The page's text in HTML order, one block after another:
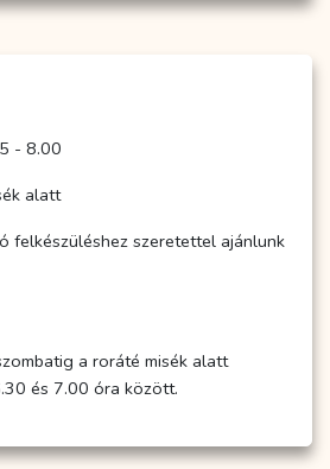
- 8.00
alatt
felkészüléshez szeretettel ajánlunk
a roráté misék alatt
és 7.00 óra között.